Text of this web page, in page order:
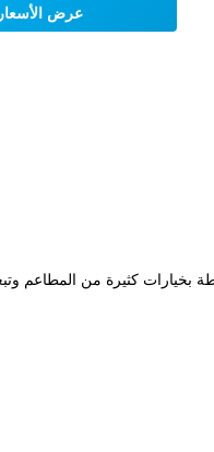
عرض الأسعار